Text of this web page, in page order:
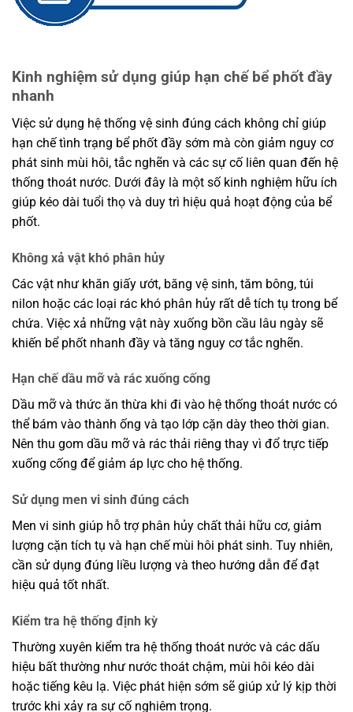
Kinh nghiệm sử dụng giúp hạn chế bể phốt đầy
nhanh
Việc sử dụng hệ thống vệ sinh đúng cách không chỉ giúp
hạn chế tình trạng bể phốt đầy sớm mà còn giảm nguy cơ
phát sinh mùi hôi, tắc nghẽn và các sự cố liên quan đến hệ
thống thoát nước. Dưới đây là một số kinh nghiệm hữu ích
giúp kéo dài tuổi thọ và duy trì hiệu quả hoạt động của bể
phốt.
Không xả vật khó phân hủy
Các vật như khăn giấy ướt, băng vệ sinh, tăm bông, túi
nilon hoặc các loại rác khó phân hủy rất dễ tích tụ trong bể
chứa. Việc xả những vật này xuống bồn cầu lâu ngày sẽ
khiến bể phốt nhanh đầy và tăng nguy cơ tắc nghẽn.
Hạn chế dầu mỡ và rác xuống cống
Dầu mỡ và thức ăn thừa khi đi vào hệ thống thoát nước có
thể bám vào thành ống và tạo lớp cặn dày theo thời gian.
Nên thu gom dầu mỡ và rác thải riêng thay vì đổ trực tiếp
xuống cống để giảm áp lực cho hệ thống.
Sử dụng men vi sinh đúng cách
Men vi sinh giúp hỗ trợ phân hủy chất thải hữu cơ, giảm
lượng cặn tích tụ và hạn chế mùi hôi phát sinh. Tuy nhiên,
cần sử dụng đúng liều lượng và theo hướng dẫn để đạt
hiệu quả tốt nhất.
Kiểm tra hệ thống định kỳ
Thường xuyên kiểm tra hệ thống thoát nước và các dấu
hiệu bất thường như nước thoát chậm, mùi hôi kéo dài
hoặc tiếng kêu lạ. Việc phát hiện sớm sẽ giúp xử lý kịp thời
trước khi xảy ra sự cố nghiêm trọng.